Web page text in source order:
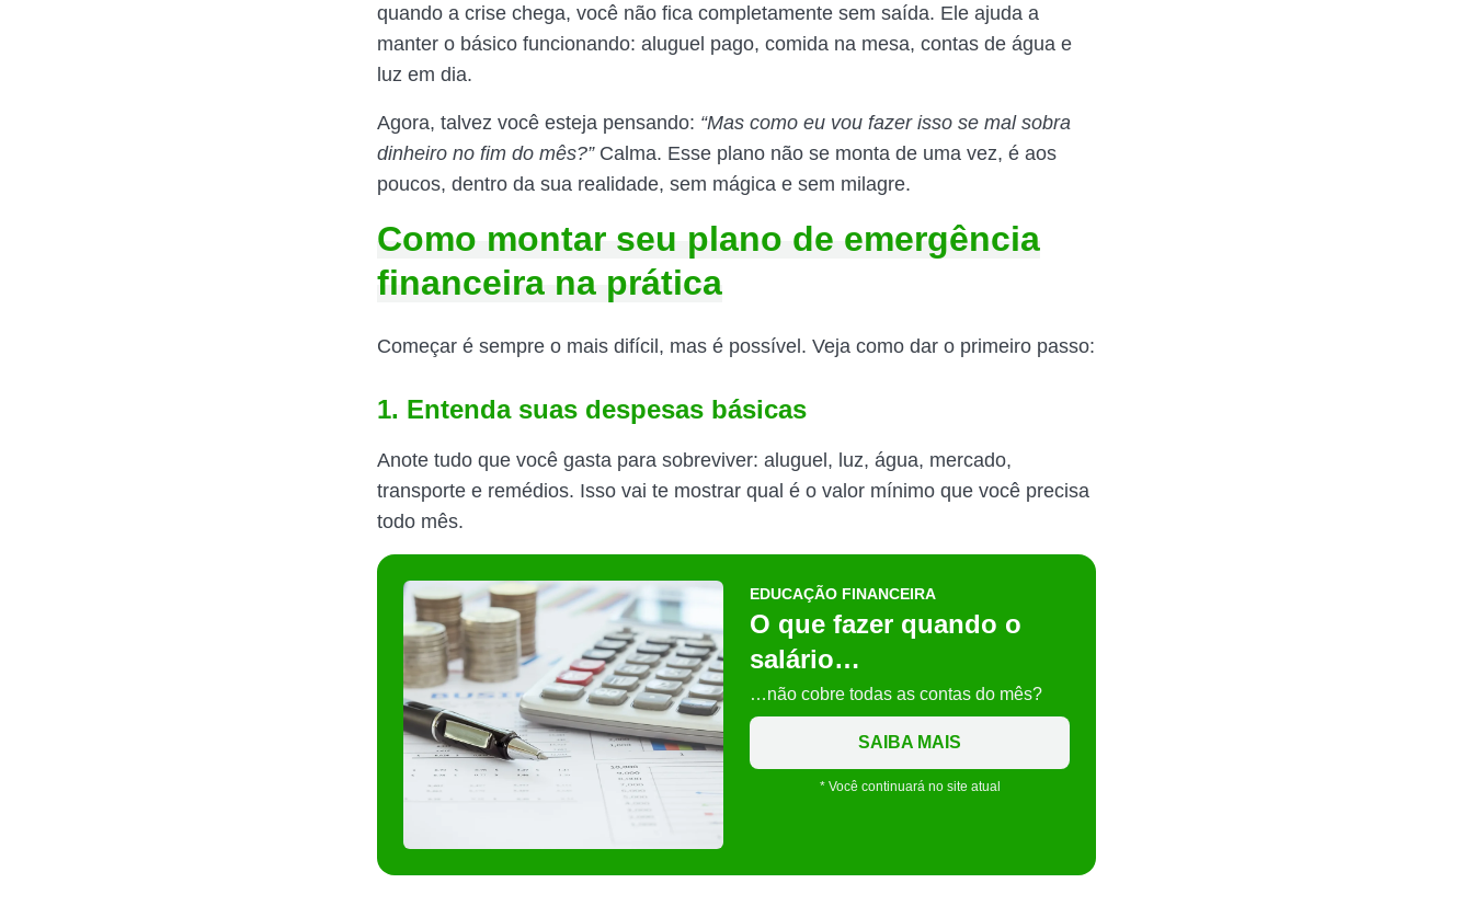
quando a crise chega, você não fica completamente sem saída. Ele ajuda a
manter o básico funcionando: aluguel pago, comida na mesa, contas de água e
luz em dia.
Agora, talvez você esteja pensando: “Mas como eu vou fazer isso se mal sobra
dinheiro no fim do mês?”Calma. Esse plano não se monta de uma vez, é aos
poucos, dentro da sua realidade, sem mágica e sem milagre.
Como montar seu plano de emergência
financeira na prática
Começar é sempre o mais difícil, mas é possível. Veja como dar o primeiro passo:
1. Entenda suas despesas básicas
Anote tudo que você gasta para sobreviver: aluguel, luz, água, mercado,
transporte e remédios. Isso vai te mostrar qual é o valor mínimo que você precisa
todo mês.
EDUCAÇÃO FINANCEIRA
O que fazer quando o
salário…
…não cobre todas as contas do mês?
SAIBA MAIS
* Você continuará no site atual